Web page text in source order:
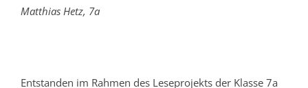
Matthias Hetz, 7a
Entstanden im Rahmen des Leseprojekts der Klasse 7a